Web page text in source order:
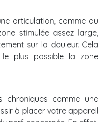
articulation, comme au
stimulée assez large,
sur la douleur. Cela
plus possible la zone
chroniques comme une
à placer votre appareil